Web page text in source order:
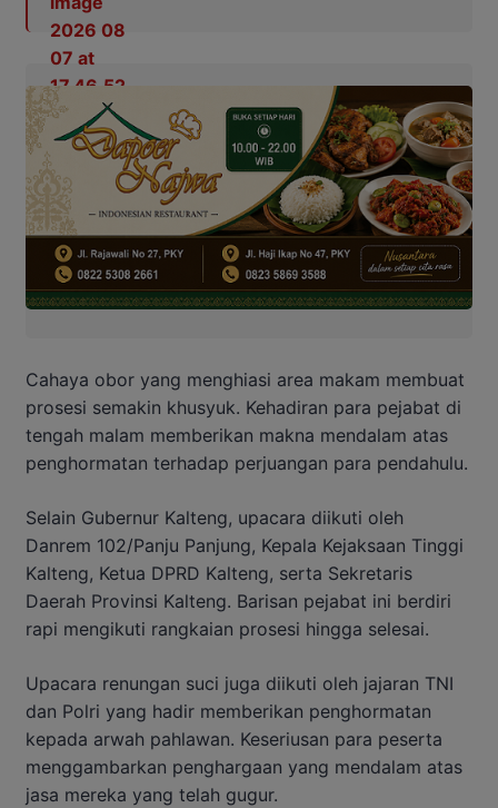
Cahaya obor yang menghiasi area makam membuat
prosesi semakin khusyuk. Kehadiran para pejabat di
tengah malam memberikan makna mendalam atas
penghormatan terhadap perjuangan para pendahulu.
Selain Gubernur Kalteng, upacara diikuti oleh
Danrem 102/Panju Panjung, Kepala Kejaksaan Tinggi
Kalteng, Ketua DPRD Kalteng, serta Sekretaris
Daerah Provinsi Kalteng. Barisan pejabat ini berdiri
rapi mengikuti rangkaian prosesi hingga selesai.
Upacara renungan suci juga diikuti oleh jajaran TNI
dan Polri yang hadir memberikan penghormatan
kepada arwah pahlawan. Keseriusan para peserta
menggambarkan penghargaan yang mendalam atas
jasa mereka yang telah gugur.